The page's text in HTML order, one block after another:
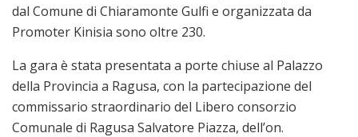
dal Comune di Chiaramonte Gulfi e organizzata da
Promoter Kinisia sono oltre 230.
La gara è stata presentata a porte chiuse al Palazzo
della Provincia a Ragusa, con la partecipazione del
commissario straordinario del Libero consorzio
Comunale di Ragusa Salvatore Piazza, dell’on.